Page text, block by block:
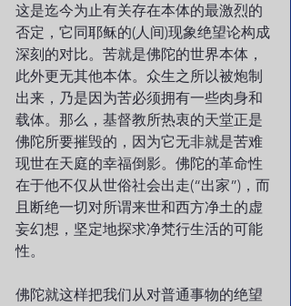
这是迄今为止有关存在本体的最激烈的
否定，它同耶稣的(人间)现象绝望论构成
深刻的对比。苦就是佛陀的世界本体，
此外更无其他本体。众生之所以被炮制
出来，乃是因为苦必须拥有一些肉身和
载体。那么，基督教所热衷的天堂正是
佛陀所要摧毁的，因为它无非就是苦难
现世在天庭的幸福倒影。佛陀的革命性
在于他不仅从世俗社会出走(“出家”)，而
且断绝一切对所谓来世和西方净土的虚
妄幻想，坚定地探求净梵行生活的可能
性。
佛陀就这样把我们从对普通事物的绝望